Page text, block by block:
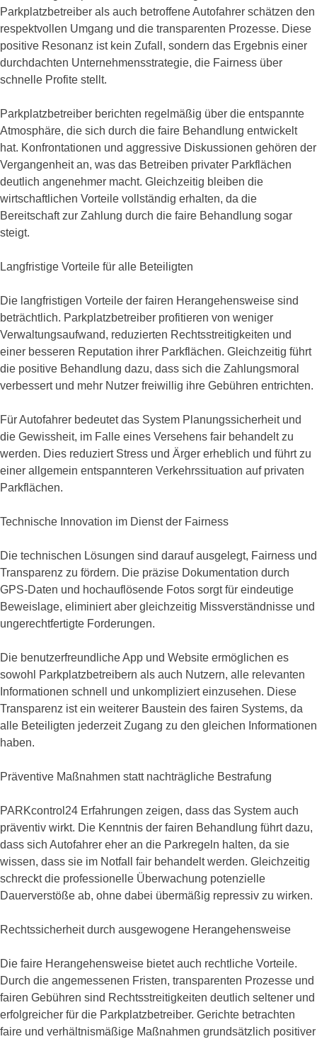
Parkplatzbetreiber als auch betroffene Autofahrer schätzen den
respektvollen Umgang und die transparenten Prozesse. Diese
positive Resonanz ist kein Zufall, sondern das Ergebnis einer
durchdachten Unternehmensstrategie, die Fairness über
schnelle Profite stellt.
Parkplatzbetreiber berichten regelmäßig über die entspannte
Atmosphäre, die sich durch die faire Behandlung entwickelt
hat. Konfrontationen und aggressive Diskussionen gehören der
Vergangenheit an, was das Betreiben privater Parkflächen
deutlich angenehmer macht. Gleichzeitig bleiben die
wirtschaftlichen Vorteile vollständig erhalten, da die
Bereitschaft zur Zahlung durch die faire Behandlung sogar
steigt.
Langfristige Vorteile für alle Beteiligten
Die langfristigen Vorteile der fairen Herangehensweise sind
beträchtlich. Parkplatzbetreiber profitieren von weniger
Verwaltungsaufwand, reduzierten Rechtsstreitigkeiten und
einer besseren Reputation ihrer Parkflächen. Gleichzeitig führt
die positive Behandlung dazu, dass sich die Zahlungsmoral
verbessert und mehr Nutzer freiwillig ihre Gebühren entrichten.
Für Autofahrer bedeutet das System Planungssicherheit und
die Gewissheit, im Falle eines Versehens fair behandelt zu
werden. Dies reduziert Stress und Ärger erheblich und führt zu
einer allgemein entspannteren Verkehrssituation auf privaten
Parkflächen.
Technische Innovation im Dienst der Fairness
Die technischen Lösungen sind darauf ausgelegt, Fairness und
Transparenz zu fördern. Die präzise Dokumentation durch
GPS-Daten und hochauflösende Fotos sorgt für eindeutige
Beweislage, eliminiert aber gleichzeitig Missverständnisse und
ungerechtfertigte Forderungen.
Die benutzerfreundliche App und Website ermöglichen es
sowohl Parkplatzbetreibern als auch Nutzern, alle relevanten
Informationen schnell und unkompliziert einzusehen. Diese
Transparenz ist ein weiterer Baustein des fairen Systems, da
alle Beteiligten jederzeit Zugang zu den gleichen Informationen
haben.
Präventive Maßnahmen statt nachträgliche Bestrafung
PARKcontrol24 Erfahrungen zeigen, dass das System auch
präventiv wirkt. Die Kenntnis der fairen Behandlung führt dazu,
dass sich Autofahrer eher an die Parkregeln halten, da sie
wissen, dass sie im Notfall fair behandelt werden. Gleichzeitig
schreckt die professionelle Überwachung potenzielle
Dauerverstöße ab, ohne dabei übermäßig repressiv zu wirken.
Rechtssicherheit durch ausgewogene Herangehensweise
Die faire Herangehensweise bietet auch rechtliche Vorteile.
Durch die angemessenen Fristen, transparenten Prozesse und
fairen Gebühren sind Rechtsstreitigkeiten deutlich seltener und
erfolgreicher für die Parkplatzbetreiber. Gerichte betrachten
faire und verhältnismäßige Maßnahmen grundsätzlich positiver